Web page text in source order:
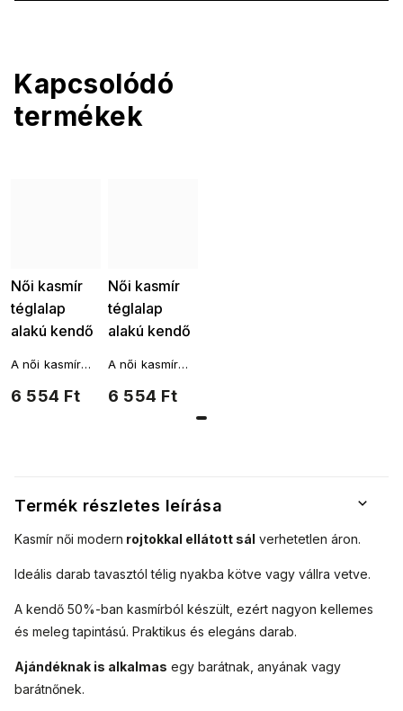
Termék részletes leírása
Kasmír női modern rojtokkal ellátott sál verhetetlen áron.
Ideális darab tavasztól télig nyakba kötve vagy vállra vetve.
A kendő 50%-ban kasmírból készült, ezért nagyon kellemes
és meleg tapintású. Praktikus és elegáns darab.
Ajándéknak is alkalmas egy barátnak, anyának vagy
barátnőnek.
Kapcsolódó
termékek
Női kasmír
téglalap
alakú kendő
türkiz színű
6 554 Ft
A női kasmír
alakú, és
határai.
Női kasmír
téglalap
alakú kendő
sötétkék
6 554 Ft
A női kasmír
alakú, és
többféleképpen
határai.